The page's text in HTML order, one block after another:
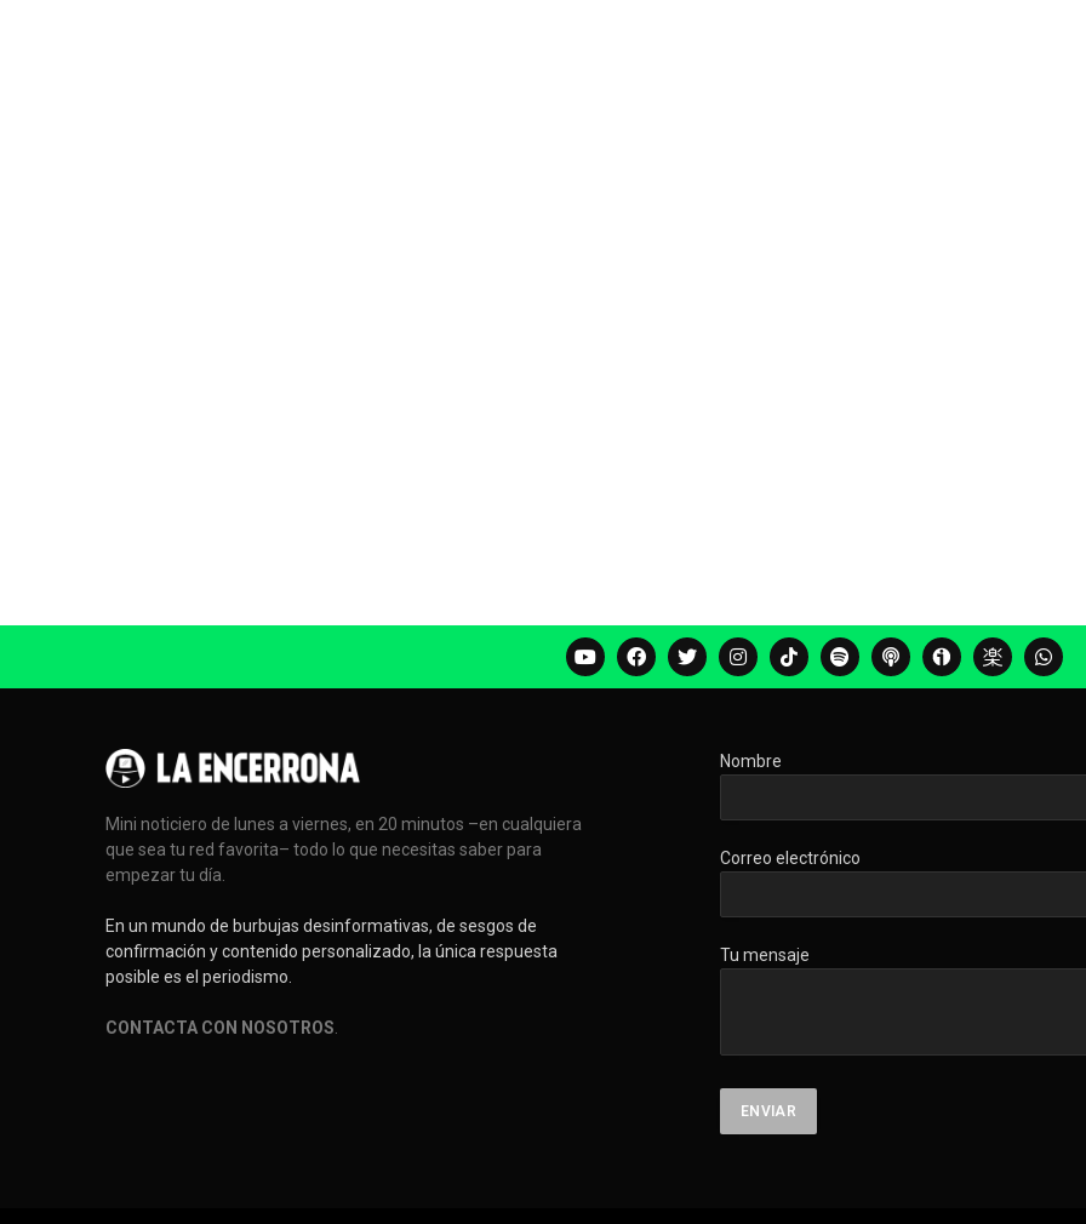
Mini noticiero de lunes a viernes, en 20 minutos –en cualquiera
que sea tu red favorita– todo lo que necesitas saber para
empezar tu día.
En un mundo de burbujas desinformativas, de sesgos de
confirmación y contenido personalizado, la única respuesta
posible es el periodismo.
CONTACTA CON NOSOTROS
Nombre
Correo electrónico
Tu mensaje